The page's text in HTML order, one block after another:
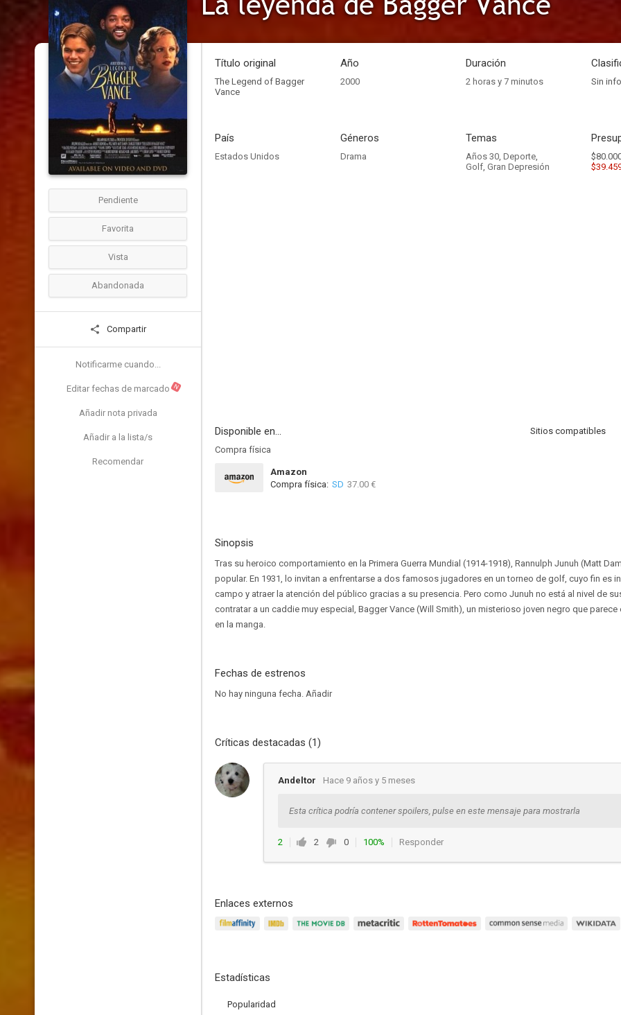
Pendiente
Favorita
Vista
Abandonada
Compartir
Notificarme cuando...
Editar fechas de marcado N
Añadir nota privada
Añadir a la lista/s
Recomendar
Título original
The Legend of Bagger
Vance
Año
2000
Duración
2 horas y 7 minutos Sin
País
Estados Unidos
Géneros
Drama
Temas
Años 30, Deporte,
Golf, Gran Depresión
Disponible en...
Sitios compatibles
Compra física
Amazon
Compra física: SD 37.00 €
Sinopsis
Tras su heroico comportamiento en la Primera Guerra Mundial (1914-1918), Rannulph Junuh (Matt
popular. En 1931, lo invitan a enfrentarse a dos famosos jugadores en un torneo de golf, cuyo fin es
campo y atraer la atención del público gracias a su presencia. Pero como Junuh no está al nivel de
contratar a un caddie muy especial, Bagger Vance (Will Smith), un misterioso joven negro que
en la manga.
Fechas de estrenos
No hay ninguna fecha. Añadir
Críticas destacadas (1)
Andeltor Hace 9 años y 5 meses
Esta crítica podría contener spoilers, pulse en este mensaje para mostrarla
2 2 0 100% Responder
Enlaces externos
Estadísticas
Popularidad